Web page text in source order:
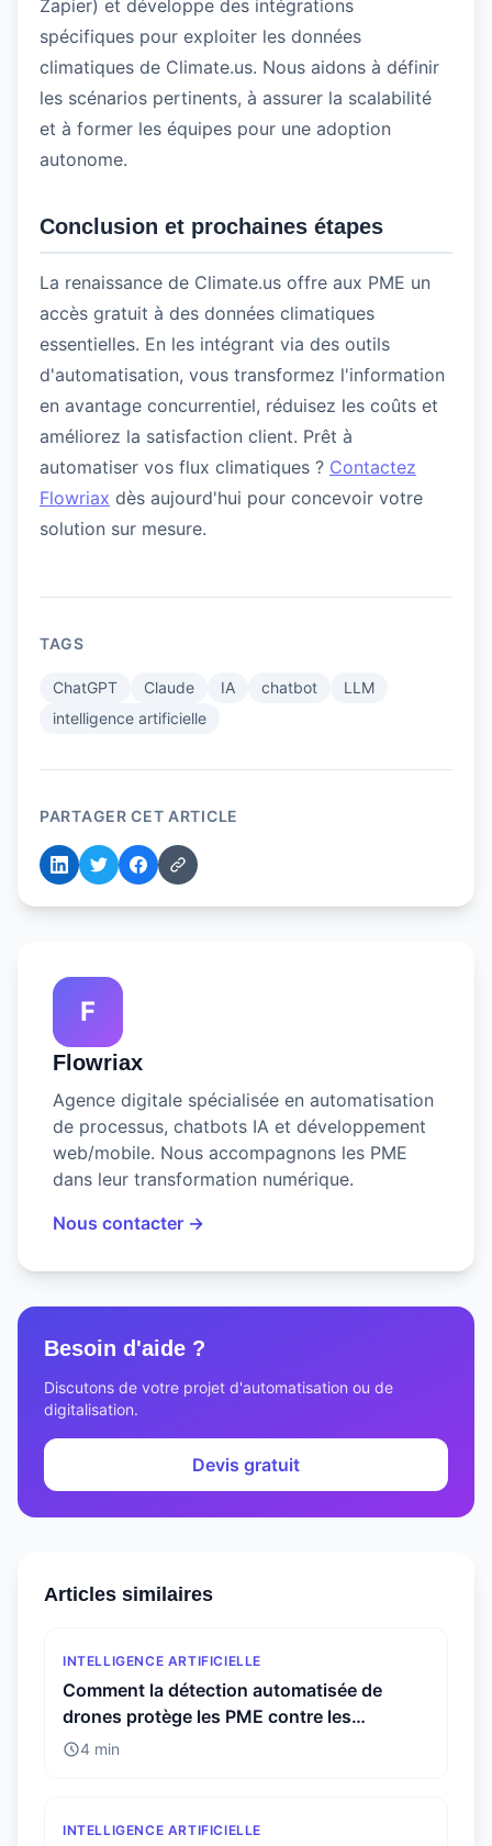
Zapier) et développe des intégrations
spécifiques pour exploiter les données
climatiques de Climate.us. Nous aidons à définir
les scénarios pertinents, à assurer la scalabilité
et à former les équipes pour une adoption
autonome.
Conclusion et prochaines étapes
La renaissance de Climate.us offre aux PME un
accès gratuit à des données climatiques
essentielles. En les intégrant via des outils
d'automatisation, vous transformez l'information
en avantage concurrentiel, réduisez les coûts et
améliorez la satisfaction client. Prêt à
automatiser vos flux climatiques ? Contactez
Flowriax dès aujourd'hui pour concevoir votre
solution sur mesure.
TAGS
ChatGPT Claude IA chatbot
LLM
intelligence artificielle
PARTAGER CET ARTICLE
F
Flowriax
Agence digitale spécialisée en automatisation
de processus, chatbots IA et développement
web/mobile. Nous accompagnons les PME
dans leur transformation numérique.
Nous contacter →
Besoin d'aide ?
Discutons de votre projet d'automatisation ou de
digitalisation.
Devis gratuit
Articles similaires
INTELLIGENCE ARTIFICIELLE
Comment la détection automatisée de
drones protège les PME contre les
menaces invisibles
4 min
INTELLIGENCE ARTIFICIELLE